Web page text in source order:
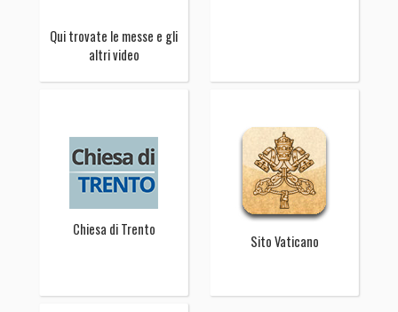
Qui trovate le messe e gli
altri video
Chiesa di Trento
Sito Vaticano